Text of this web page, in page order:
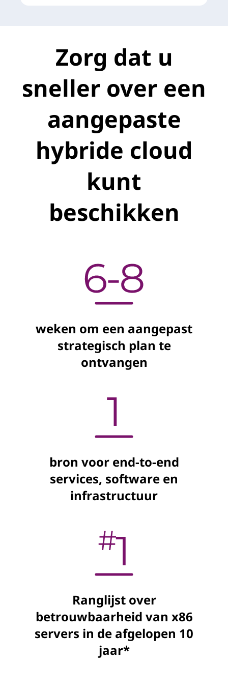
Zorg dat u
sneller over een
aangepaste
hybride cloud
kunt
beschikken
weken om een aangepast
strategisch plan te
ontvangen
bron voor end-to-end
services, software en
infrastructuur
Ranglijst over
betrouwbaarheid van x86
servers in de afgelopen 10
jaar*